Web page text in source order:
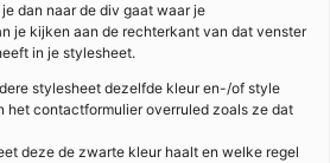
dan naar de div gaat waar je
je kijken aan de rechterkant van dat venster
in je stylesheet.
stylesheet dezelfde kleur en-/of style
het contactformulier overruled zoals ze dat
deze de zwarte kleur haalt en welke regel